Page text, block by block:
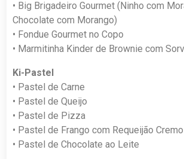
• Big Brigadeiro Gourmet (Ninho com
Chocolate com Morango)
• Fondue Gourmet no Copo
• Marmitinha Kinder de Brownie com
Ki-Pastel
• Pastel de Carne
• Pastel de Queijo
• Pastel de Pizza
• Pastel de Frango com Requeijão
• Pastel de Chocolate ao Leite